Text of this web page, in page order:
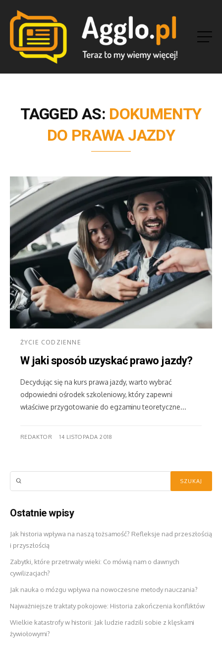
TAGGED AS: DOKUMENTY
DO PRAWA JAZDY
ŻYCIE CODZIENNE
W jaki sposób uzyskać prawo jazdy?
Decydując się na kurs prawa jazdy, warto wybrać
odpowiedni ośrodek szkoleniowy, który zapewni
właściwe przygotowanie do egzaminu teoretyczne...
REDAKTOR 14 LISTOPADA 2018
Ostatnie wpisy
Jak historia wpływa na naszą tożsamość? Refleksje nad przeszłością
i przyszłością
Zabytki, które przetrwały wieki: Co mówią nam o dawnych
cywilizacjach?
Jak nauka o mózgu wpływa na nowoczesne metody nauczania?
Najważniejsze traktaty pokojowe: Historia zakończenia konfliktów
Wielkie katastrofy w historii: Jak ludzie radzili sobie z klęskami
żywiołowymi?